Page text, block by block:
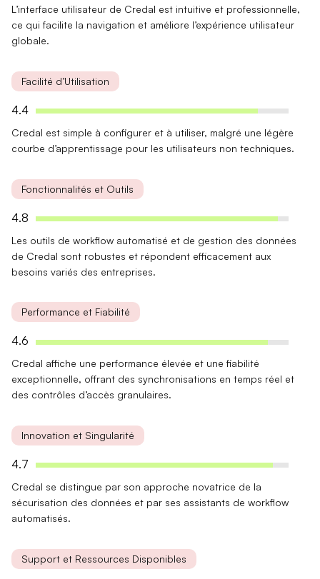
L’interface utilisateur de Credal est intuitive et professionnelle,
ce qui facilite la navigation et améliore l’expérience utilisateur
globale.
Facilité d’Utilisation
4.4
Credal est simple à configurer et à utiliser, malgré une légère
courbe d’apprentissage pour les utilisateurs non techniques.
Fonctionnalités et Outils
4.8
Les outils deworkflow automatisé et de gestion des données
de Credal sont robustes et répondent efficacement aux
besoins variés des entreprises.
Performance et Fiabilité
4.6
Credal affiche une performance élevée et unefiabilité
exceptionnelle, offrant des synchronisations en temps réel et
des contrôles d’accès granulaires.
Innovation et Singularité
4.7
Credal se distingue par son approche novatrice de la
sécurisation des données et par ses assistants de workflow
automatisés.
Support et Ressources Disponibles